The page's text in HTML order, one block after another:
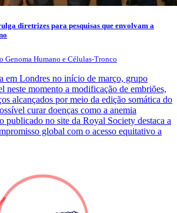
diretrizes para pesquisas que envolvam a
Genoma Humano e Células-Tronco
em Londres no início de março, grupo
neste momento a modificação de embriões,
alcançados por meio da edição somática do
curar doenças como a anemia
publicado no site da Royal Society destaca a
global com o acesso equitativo a